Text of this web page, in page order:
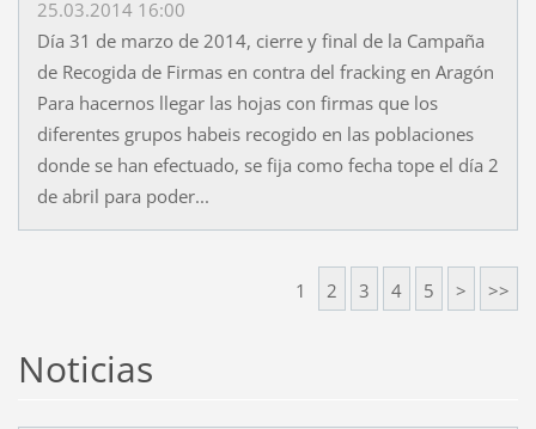
25.03.2014 16:00
Día 31 de marzo de 2014, cierre y final de la Campaña
de Recogida de Firmas en contra del fracking en Aragón
Para hacernos llegar las hojas con firmas que los
diferentes grupos habeis recogido en las poblaciones
donde se han efectuado, se fija como fecha tope el día 2
de abril para poder...
1 2 3 4 5 > >>
Noticias